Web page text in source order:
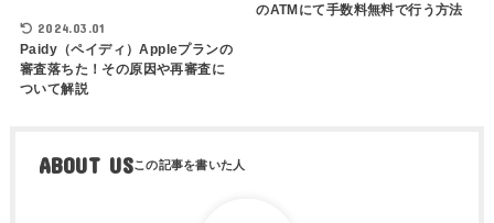
2024.03.01
Paidy（ペイディ）Appleプランの
審査落ちた！その原因や再審査に
ついて解説
のATMにて手数料無料で行う方法
ABOUT US